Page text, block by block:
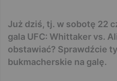
Już dziś, tj. w sobotę 22
gala UFC: Whittaker vs.
obstawiać? Sprawdźcie
bukmacherskie na galę.